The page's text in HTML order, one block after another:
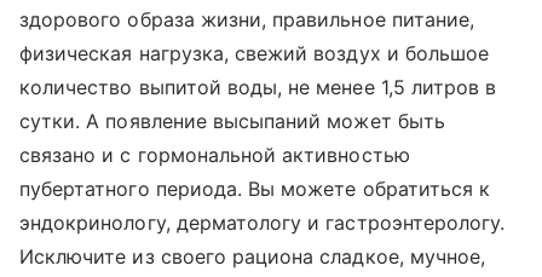
здорового образа жизни, правильное питание,
физическая нагрузка, свежий воздух и большое
количество выпитой воды, не менее 1,5 литров в
сутки. А появление высыпаний может быть
связано и с гормональной активностью
пубертатного периода. Вы можете обратиться к
эндокринологу, дерматологу и гастроэнтерологу.
Исключите из своего рациона сладкое, мучное,